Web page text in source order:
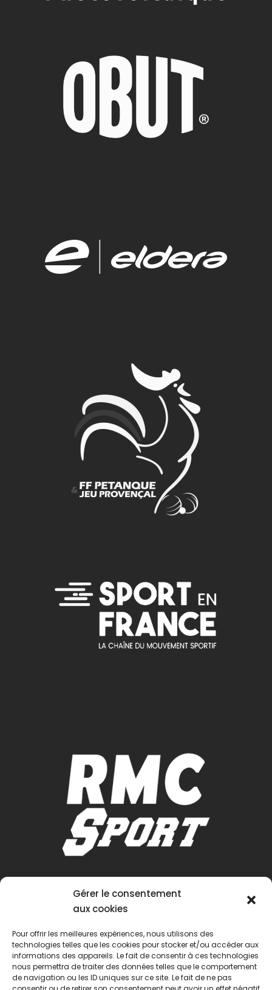
Gérer le consentement
aux cookies
Pour offrir les meilleures expériences, nous utilisons des
technologies telles que les cookies pour stocker et/ou accéder aux
informations des appareils. Le fait de consentir à ces technologies
nous permettra de traiter des données telles que le comportement
de navigation ou les ID uniques sur ce site. Le fait de ne pas